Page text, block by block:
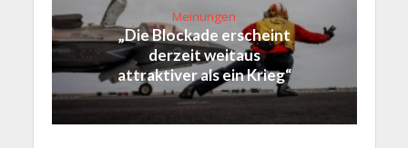
Meinungen
„Die Blockade erscheint
derzeit weitaus
attraktiver als ein Krieg“